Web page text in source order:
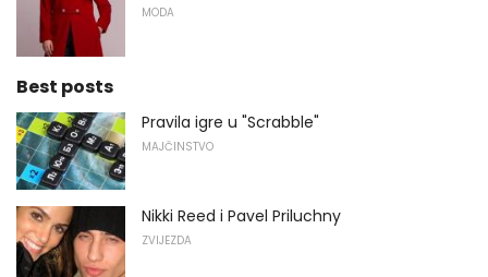
MODA
Best posts
Pravila igre u "Scrabble"
MAJČINSTVO
Nikki Reed i Pavel Priluchny
ZVIJEZDA